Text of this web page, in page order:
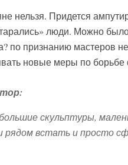
нельзя. Придется
люди. Можно
по признанию мастеров
новые меры по борьбе
скульптуры,
рядом встать и просто